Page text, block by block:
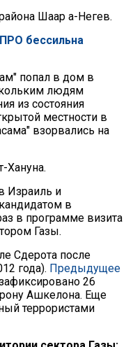
Шаар а-Негев.
бессильна
попал в дом в
людям
из состояния
местности в
взорвались на
Хануна.
Израиль и
в
в программе визита
Газы.
Сдерота после
года). Предыдущее
26
Ашкелона. Еще
террористами